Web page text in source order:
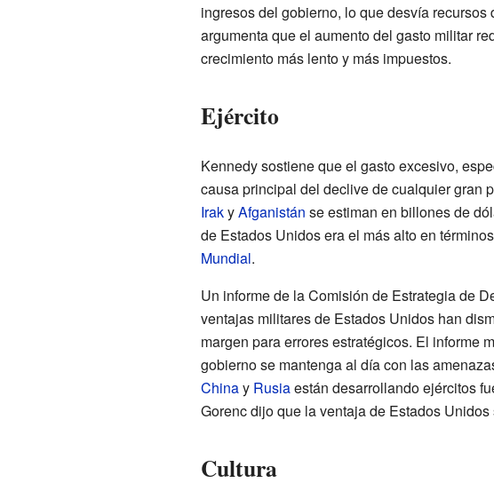
ingresos del gobierno, lo que desvía
argumenta que el aumento del gasto militar
crecimiento más lento y más impuestos.
Ejército
Kennedy sostiene que el gasto excesivo,
causa principal del declive de cualquier gran
IrakyAfganistán se estiman en billones de
de Estados Unidos era el más alto en
Mundial.
Un informe de la Comisión de Estrategia de
ventajas militares de Estados Unidos han
margen para errores estratégicos. El informe
gobierno se mantenga al día con las
Chinay Rusiaestán desarrollando ejércitos
Gorenc dijo que la ventaja de Estados
Cultura